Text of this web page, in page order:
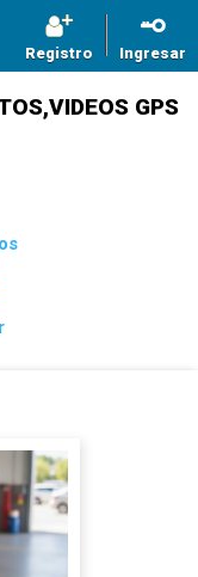
Registro Ingresar
GPS